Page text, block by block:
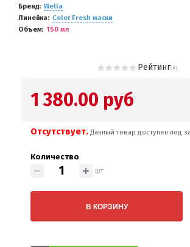
Бренд
Wella
Линейка
Color Fresh маски
Объем
150 мл
Рейтинг( 0 )
1 380.00 руб
Отсутствует. Данный товар доступен под
Количество
шт
В КОРЗИНУ